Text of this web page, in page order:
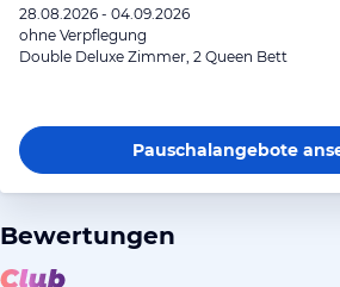
28.08.2026 - 04.09.2026
ohne Verpflegung
Double Deluxe Zimmer, 2 Queen Bett
Pauschalangebote
Bewertungen